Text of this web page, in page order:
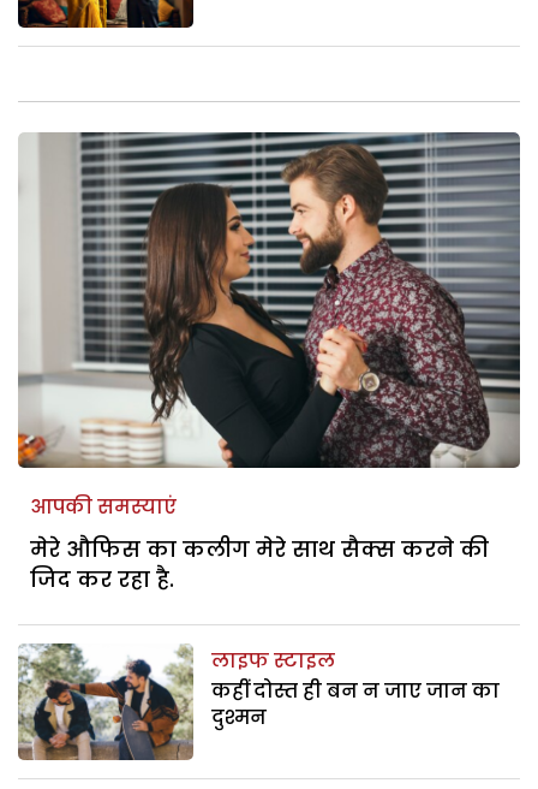
आपकी समस्याएं
मेरे औफिस का कलीग मेरे साथ सैक्स करने की
जिद कर रहा है.
लाइफ स्टाइल
कहीं दोस्त ही बन न जाए जान का
दुश्मन